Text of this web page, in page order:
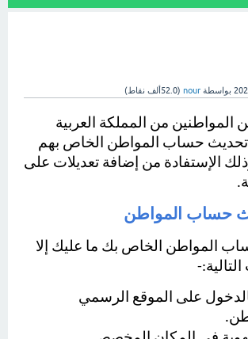
بواسطة nour
(52.0ألف نقاط)
حساب المواطن